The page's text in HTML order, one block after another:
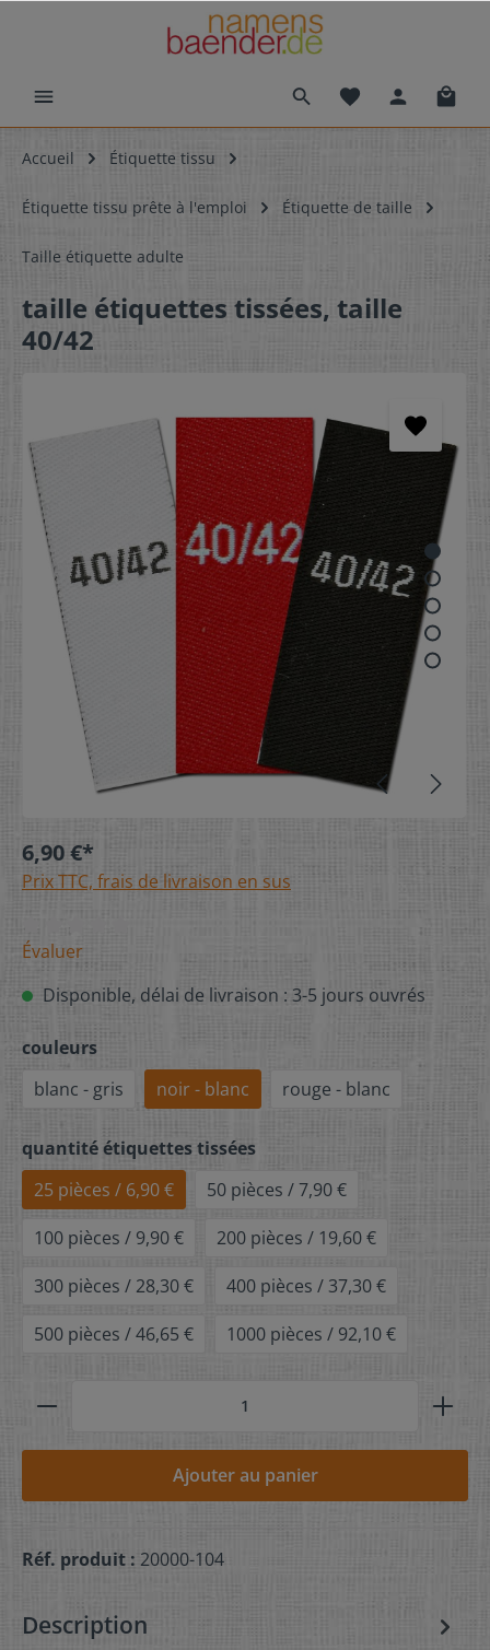
Accueil Étiquette tissu
Étiquette tissu prête à l'emploi Étiquette de taille
Taille étiquette adulte
taille étiquettes tissées, taille
40/42
6,90 €*
Prix TTC, frais de livraison en sus
Évaluer
Disponible, délai de livraison : 3-5 jours ouvrés
couleurs
blanc - gris
noir - blanc rouge - blanc
quantité étiquettes tissées
25 pièces / 6,90 €
50 pièces / 7,90 €
100 pièces / 9,90 €
200 pièces / 19,60 €
300 pièces / 28,30 €
400 pièces / 37,30 €
500 pièces / 46,65 €
1000 pièces / 92,10 €
Ajouter au panier
Réf. produit : 20000-104
Description